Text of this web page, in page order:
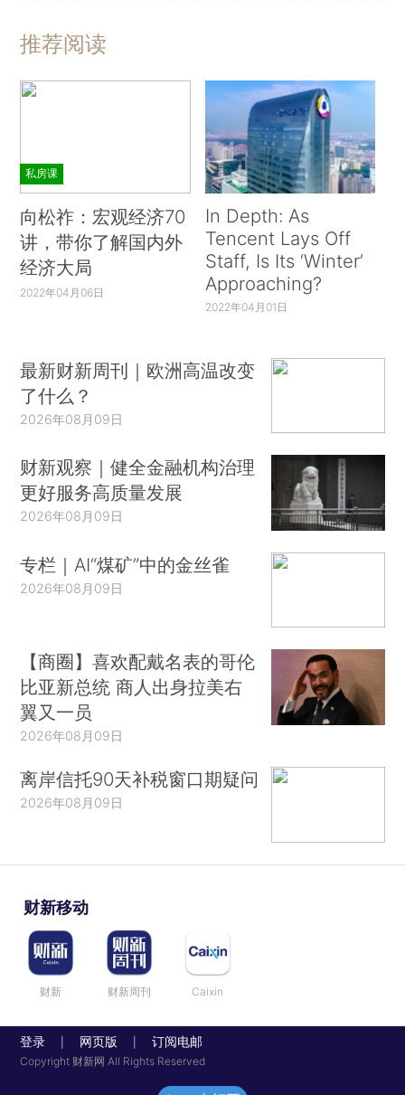
推荐阅读
私房课
向松祚：宏观经济70
讲，带你了解国内外
经济大局
2022年04月06日
In Depth: As
Tencent Lays Off
Staff, Is Its ‘Winter’
Approaching?
2022年04月01日
最新财新周刊｜欧洲高温改变
了什么？
2026年08月09日
财新观察｜健全金融机构治理
更好服务高质量发展
2026年08月09日
专栏｜AI“煤矿”中的金丝雀
2026年08月09日
【商圈】喜欢配戴名表的哥伦
比亚新总统 商人出身拉美右
翼又一员
2026年08月09日
离岸信托90天补税窗口期疑问
2026年08月09日
财新移动
财新 财新周刊 Caixin
登录 网页版 订阅电邮
Copyright 财新网 All Rights Reserved